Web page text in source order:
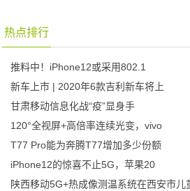
热点排行
推料中！iPhone12或采用802.1
新车上市 | 2020年6款吉利新车将上
甘肃移动信息化战“疫”显身手
120°全视屏+高倍率连续光变，vivo
T77 Pro能为奔腾T77增加多少份额
iPhone12的惊喜不止5G，苹果20
陕西移动5G+热成像测温系统在西安市儿